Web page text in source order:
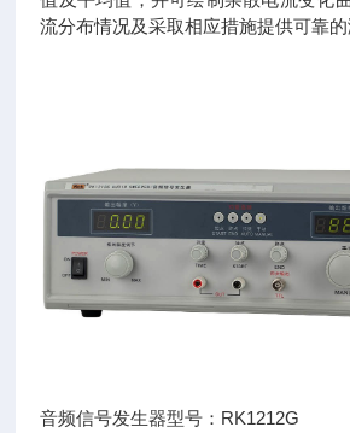
流分布情况及采取相应措施提供可靠的
音频信号发生器型号：RK1212G